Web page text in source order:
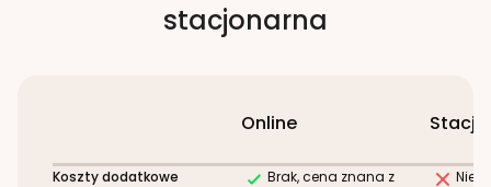
stacjonarna
Online
Koszty dodatkowe
Brak, cena znana z